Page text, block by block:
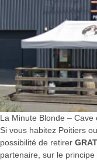
La Minute Blonde –
Si vous habitez Poitiers
possibilité de retirer
partenaire, sur le principe